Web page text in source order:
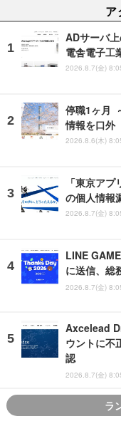
ア
ADサーバ
電舎電子工
2026.8.7(金)
停職1ヶ月
情報を口外
2026.8.6(木)
「東京ア
の個人情報
2026.8.7(金)
LINE
に送信、総
2026.8.7(金)
Axcelead
ウントに不
認
2026.8.7(金)
ラ